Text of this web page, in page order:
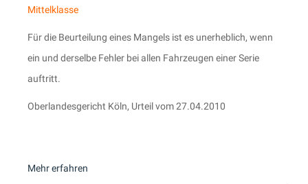
Mittelklasse
Für die Beurteilung eines Mangels ist es unerheblich, wenn
ein und derselbe Fehler bei allen Fahrzeugen einer Serie
auftritt.
Oberlandesgericht Köln, Urteil vom 27.04.2010
Mehr erfahren